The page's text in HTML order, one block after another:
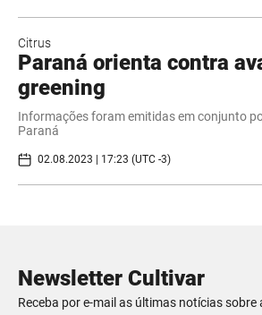
Citrus
Paraná orienta contra
greening
Informações foram emitidas em conjunto
Paraná
02.08.2023 | 17:23 (UTC -3)
Newsletter Cultivar
Receba por e-mail as últimas notícias sobre